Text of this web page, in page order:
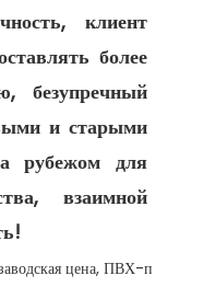
клиент
более
безупречный
и старыми
рубежом для
взаимной